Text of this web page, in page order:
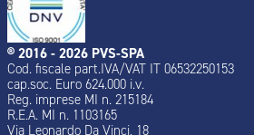
® 2016 - 2026 PVS-SPA
Cod. fiscale part.IVA/VAT IT 06532250153
cap.soc. Euro 624.000 i.v.
Reg. imprese MI n. 215184
R.E.A. MI n. 1103165
Via Leonardo Da Vinci, 18